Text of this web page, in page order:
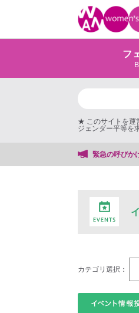
フ
★ このサイトを運
ジェンダー平等を
緊急の呼びか
【大阪地検検事正による女性検事への
カテゴリ選択：